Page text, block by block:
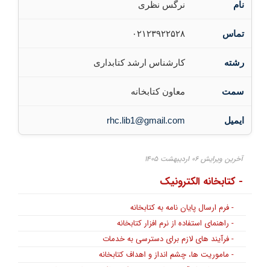
نرگس نظری
۰۲۱۲۳۹۲۲۵۲۸
کارشناس ارشد کتابداری
معاون کتابخانه
rhc.lib1@gmail.com
آخرین ویرایش ۰۶ اردیبهشت ۱۴۰۵
- کتابخانه الکترونیک
- فرم ارسال پایان نامه به کتابخانه
- راهنمای استفاده از نرم افزار کتابخانه
- فرآیند های لازم برای دسترسی به خدمات
- ماموریت ها، چشم انداز و اهداف کتابخانه